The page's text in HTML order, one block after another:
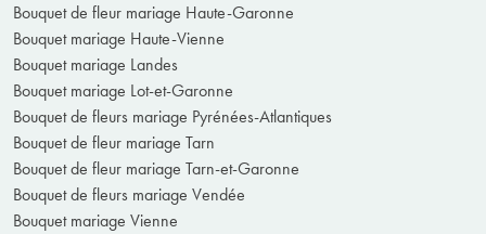
Bouquet de fleur mariage Haute-Garonne
Bouquet mariage Haute-Vienne
Bouquet mariage Landes
Bouquet mariage Lot-et-Garonne
Bouquet de fleurs mariage Pyrénées-Atlantiques
Bouquet de fleur mariage Tarn
Bouquet de fleur mariage Tarn-et-Garonne
Bouquet de fleurs mariage Vendée
Bouquet mariage Vienne